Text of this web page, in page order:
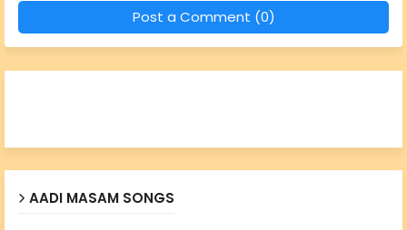
Post a Comment (0)
AADI MASAM SONGS